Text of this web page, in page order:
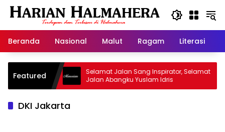
Langsung
Beranda
Nasional Malut Ragam Literasi
Featured
Warisan
Selamat Jalan Sang Inspirator, Selamat
Jalan Abangku Yuslam Idris
DKI Jakarta